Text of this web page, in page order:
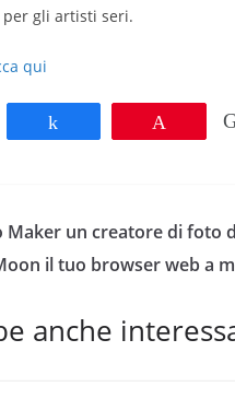
gli artisti seri.
qui
Maker un creatore di foto
il tuo browser web a
anche